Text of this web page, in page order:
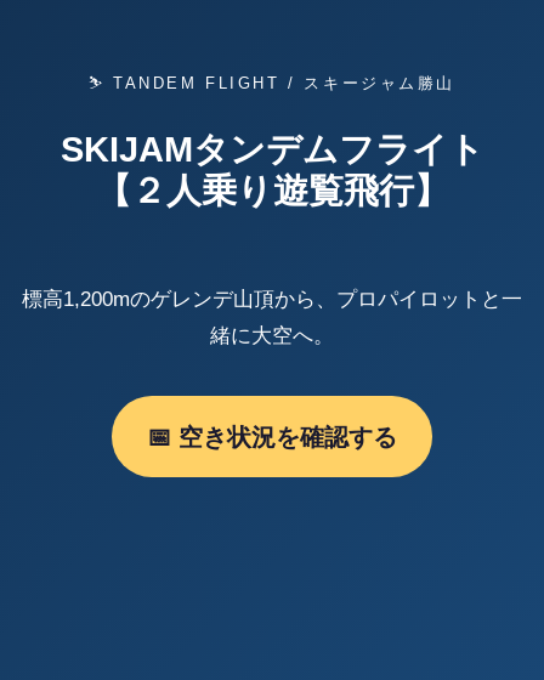
⛷ TANDEM FLIGHT / スキージャム勝山
SKIJAMタンデムフライト
【２人乗り遊覧飛行】
標高1,200mのゲレンデ山頂から、プロパイロットと一
緒に大空へ。
📅 空き状況を確認する